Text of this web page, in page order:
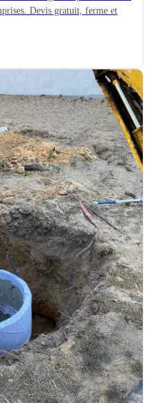
Devis gratuit, ferme et